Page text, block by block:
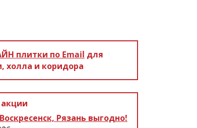
плитки по Email для
холла и коридора
Рязань выгодно!